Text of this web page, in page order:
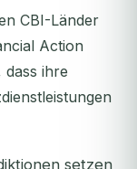
CBI-Länder
Action
dass ihre
setzen